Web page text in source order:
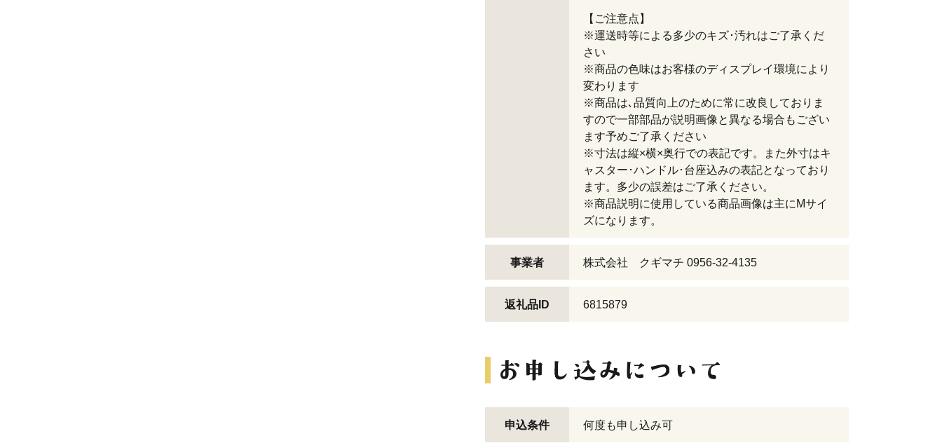
【ご注意点】
※運送時等による多少のキズ･汚れはご了承くだ
さい
※商品の色味はお客様のディスプレイ環境により
変わります
※商品は､品質向上のために常に改良しておりま
すので一部部品が説明画像と異なる場合もござい
ます予めご了承ください
※寸法は縦×横×奥行での表記です。また外寸はキ
ャスター･ハンドル･台座込みの表記となっており
ます。多少の誤差はご了承ください。
※商品説明に使用している商品画像は主にMサイ
ズになります。
事業者 株式会社 クギマチ 0956-32-4135
返礼品ID 6815879
申込条件 何度も申し込み可